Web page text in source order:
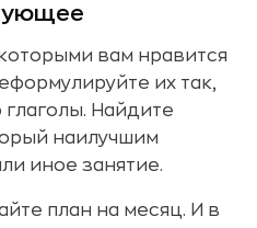
вам нравится
их так,
глаголы. Найдите
наилучшим
иное занятие.
план на месяц. И в